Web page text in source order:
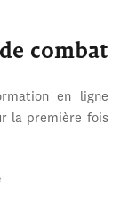
combat
en ligne
la première fois